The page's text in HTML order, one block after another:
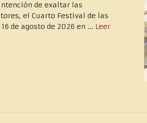
de exaltar las
el Cuarto Festival de las
de agosto de 2026 en ... Leer